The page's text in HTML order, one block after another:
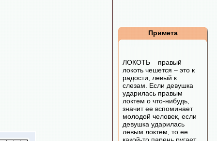
Примета
ЛОКОТЬ – правый
локоть чешется – это к
радости, левый к
слезам. Если девушка
ударилась правым
локтем о что-нибудь,
значит ее вспоминает
молодой человек, если
девушка ударилась
левым локтем, то ее